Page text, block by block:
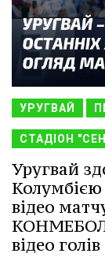
УРУГВАЙ
СТАДІОН
Уругвай
відео
відео